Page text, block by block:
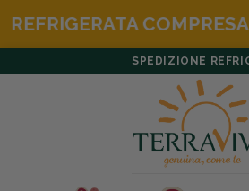
> € 100,00 |
ai
SPEDIZIONE